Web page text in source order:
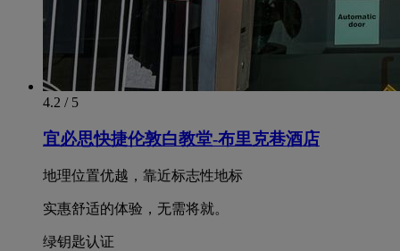
4.2 / 5
宜必思快捷伦敦白教堂-布里克巷酒店
地理位置优越，靠近标志性地标
实惠舒适的体验，无需将就。
绿钥匙认证